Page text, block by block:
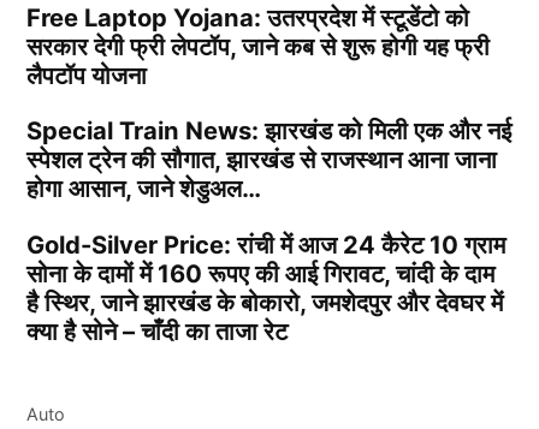
Free Laptop Yojana: उतरप्रदेश में स्टूडेंटो को
सरकार देगी फ्री लेपटॉप, जाने कब से शुरू होगी यह फ्री
लैपटॉप योजना
Special Train News: झारखंड को मिली एक और नई
स्पेशल ट्रेन की सौगात, झारखंड से राजस्थान आना जाना
होगा आसान, जाने शेडुअल…
Gold-Silver Price: रांची में आज 24 कैरेट 10 ग्राम
सोना के दामों में 160 रूपए की आई गिरावट, चांदी के दाम
है स्थिर, जाने झारखंड के बोकारो, जमशेदपुर और देवघर में
क्या है सोने – चाँदी का ताजा रेट
Auto